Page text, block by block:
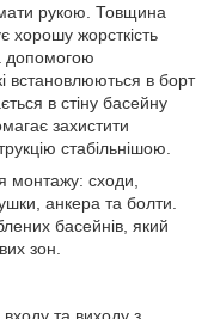
рукою. Товщина
хорошу жорсткість
допомогою
встановлюються в борт
в стіну басейну
захистити
стабільнішою.
монтажу: сходи,
анкера та болти.
басейнів, який
зон.